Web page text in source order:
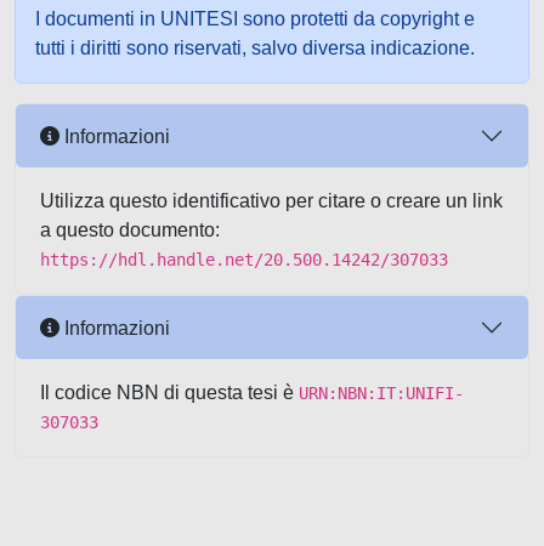
I documenti in UNITESI sono protetti da copyright e
tutti i diritti sono riservati, salvo diversa indicazione.
Informazioni
Utilizza questo identificativo per citare o creare un link
a questo documento:
https://hdl.handle.net/20.500.14242/307033
Informazioni
Il codice NBN di questa tesi è URN:NBN:IT:UNIFI-
307033